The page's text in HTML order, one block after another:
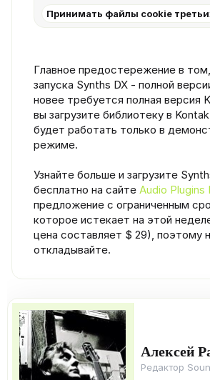
Принимать файлы cookie
Главное предостережение в
запуска Synths DX - полной
новее требуется полная версия
вы загрузите библиотеку в
будет работать только в
режиме.
Узнайте больше и загрузите
бесплатно на сайте Audio Plugins
предложение с ограниченным
которое истекает на этой
цена составляет $ 29), поэтому
откладывайте.
Алексей
Редактор